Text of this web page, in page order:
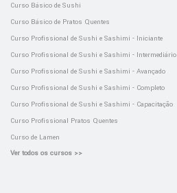
Curso Básico de Sushi
Curso Básico de Pratos Quentes
Curso Profissional de Sushi e Sashimi - Iniciante
Curso Profissional de Sushi e Sashimi - Intermediário
Curso Profissional de Sushi e Sashimi - Avançado
Curso Profissional de Sushi e Sashimi - Completo
Curso Profissional de Sushi e Sashimi - Capacitação
Curso Profissional Pratos Quentes
Curso de Lamen
Ver todos os cursos >>